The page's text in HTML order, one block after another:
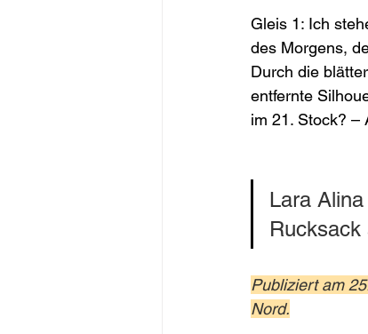
Gleis 1: Ich
des Morgens,
Durch die
entfernte
im 21. Stock? –
Lara
Rucksack
Publiziert am
Nord.